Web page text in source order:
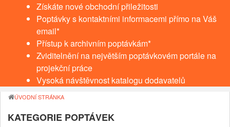
Získáte nové obchodní přiležitosti
Poptávky s kontaktními informacemi přímo na Váš
email*
Přístup k archivním poptávkám*
Zviditelnění na největším poptávkovém portále na
projekční práce
Vysoká návštěvnost katalogu dodavatelů
ÚVODNÍ STRÁNKA
KATEGORIE POPTÁVEK